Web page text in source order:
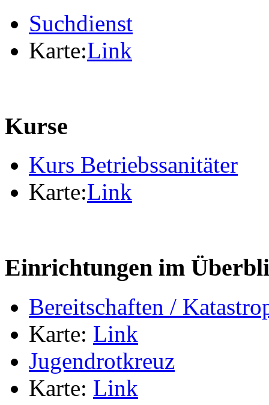
Suchdienst
Karte:Link
Kurse
Kurs Betriebssanitäter
Karte:Link
Einrichtungen im
Bereitschaften /
Karte: Link
Jugendrotkreuz
Karte: Link